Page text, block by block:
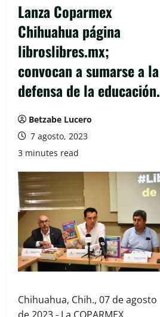
Lanza Coparmex
Chihuahua página
libroslibres.mx;
convocan a sumarse a la
defensa de la educación.
Betzabe Lucero
7 agosto, 2023
3 minutes read
Chihuahua, Chih., 07 de agosto